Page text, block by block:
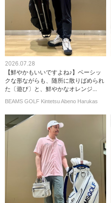
2026.07.28
【鮮やかもいいですよね♪】ベーシッ
クな形ながらも、随所に散りばめられ
た〔遊び〕と、鮮やかなオレンジ...
BEAMS GOLF Kintetsu Abeno Harukas